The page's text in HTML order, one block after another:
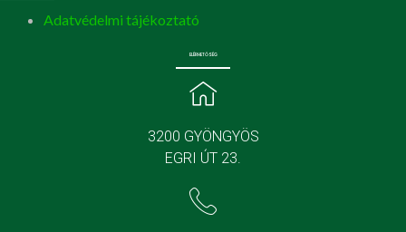
Adatvédelmi tájékoztató
ELÉRHETŐSÉG
3200 GYÖNGYÖS
EGRI ÚT 23.